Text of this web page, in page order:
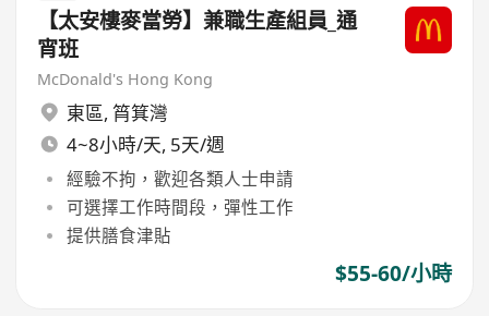
【太安樓麥當勞】兼職生產組員_通
宵班
McDonald's Hong Kong
東區, 筲箕灣
4~8小時/天, 5天/週
經驗不拘，歡迎各類人士申請
可選擇工作時間段，彈性工作
提供膳食津貼
$55-60/小時